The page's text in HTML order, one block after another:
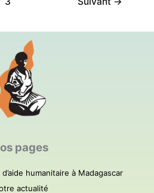
pages
humanitaire à Madagascar
actualité